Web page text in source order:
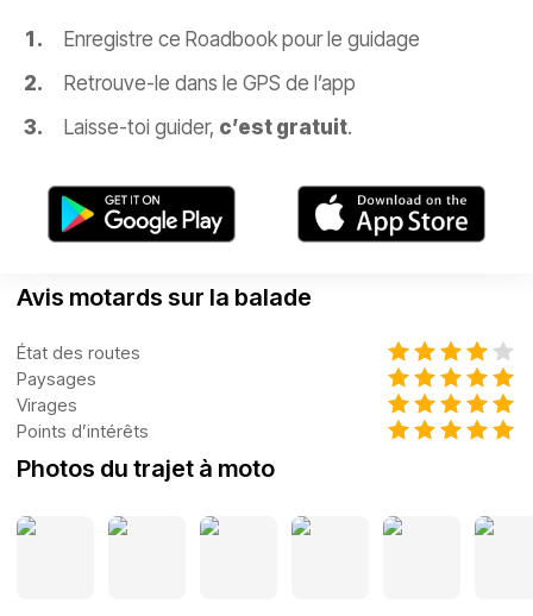
Enregistre ce Roadbook pour le guidage
Retrouve-le dans le GPS de l’app
Laisse-toi guider, c’est gratuit.
Avis motards sur la balade
État des routes
Paysages
Virages
Points d’intérêts
Photos du trajet à moto